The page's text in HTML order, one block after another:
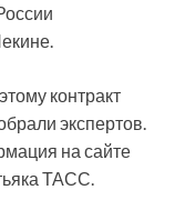
контракт
экспертов.
на сайте
ТАСС.